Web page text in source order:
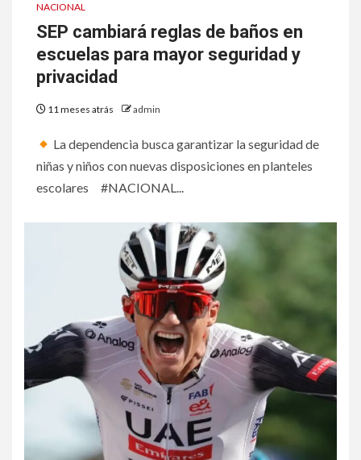
NACIONAL
SEP cambiará reglas de baños en
escuelas para mayor seguridad y
privacidad
11 meses atrás admin
La dependencia busca garantizar la seguridad de
niñas y niños con nuevas disposiciones en planteles
escolares #NACIONAL...